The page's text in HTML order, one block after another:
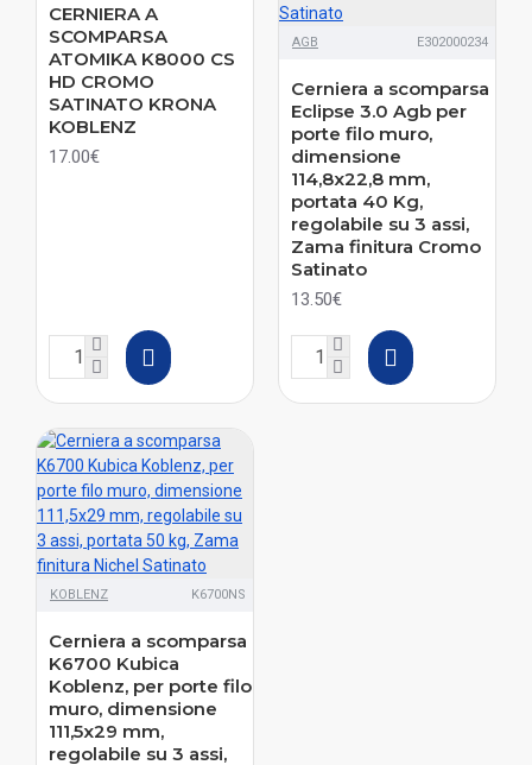
CERNIERA A
SCOMPARSA
ATOMIKA K8000 CS
HD CROMO
SATINATO KRONA
KOBLENZ
17.00€
AGB E302000234
Cerniera a scomparsa
Eclipse 3.0 Agb per
porte filo muro,
dimensione
114,8x22,8 mm,
portata 40 Kg,
regolabile su 3 assi,
Zama finitura Cromo
Satinato
13.50€
KOBLENZ K6700NS
Cerniera a scomparsa
K6700 Kubica
Koblenz, per porte filo
muro, dimensione
111,5x29 mm,
regolabile su 3 assi,